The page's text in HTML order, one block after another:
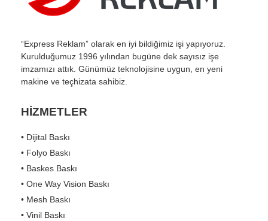
“Express Reklam” olarak en iyi bildiğimiz işi yapıyoruz.
Kurulduğumuz 1996 yılından bugüne dek sayısız işe
imzamızı attık. Günümüz teknolojisine uygun, en yeni
makine ve teçhizata sahibiz.
HİZMETLER
• Dijital Baskı
• Folyo Baskı
• Baskes Baskı
• One Way Vision Baskı
• Mesh Baskı
• Vinil Baskı